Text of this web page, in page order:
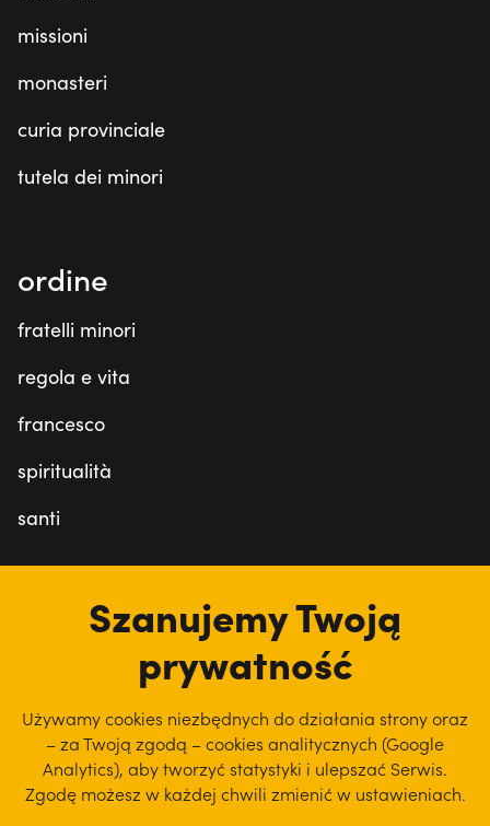
missioni
monasteri
curia provinciale
tutela dei minori
ordine
fratelli minori
regola e vita
francesco
spiritualità
santi
Szanujemy Twoją
prywatność
Używamy cookies niezbędnych do działania strony oraz
– za Twoją zgodą – cookies analitycznych (Google
Analytics), abytworzyć statystyki i ulepszać Serwis.
Zgodę możesz w każdej chwili zmienić w ustawieniach.